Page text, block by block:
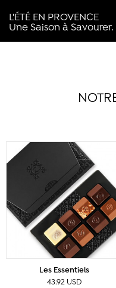
L'ÉTÉ EN PROVENCE
Une Saison à Savourer.
Les Essentiels
43.92 USD